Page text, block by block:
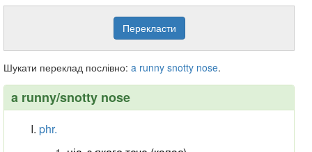
Шукати переклад послівно: a runny snotty nose.
a runny/snotty nose
phr.